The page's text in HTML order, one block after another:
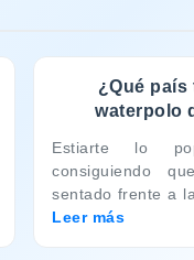
¿Qué país
waterpolo
Estiarte lo
consiguiendo
sentado frente a
Leer más